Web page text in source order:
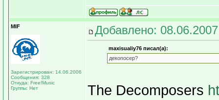
MIF
Зарегистрирован: 14.06.2006
Сообщения: 328
Откуда: Free!Music
Группы: Нет
Добавлено:
maxisualiy76 писал(а):
декопосер?
The Decomposers